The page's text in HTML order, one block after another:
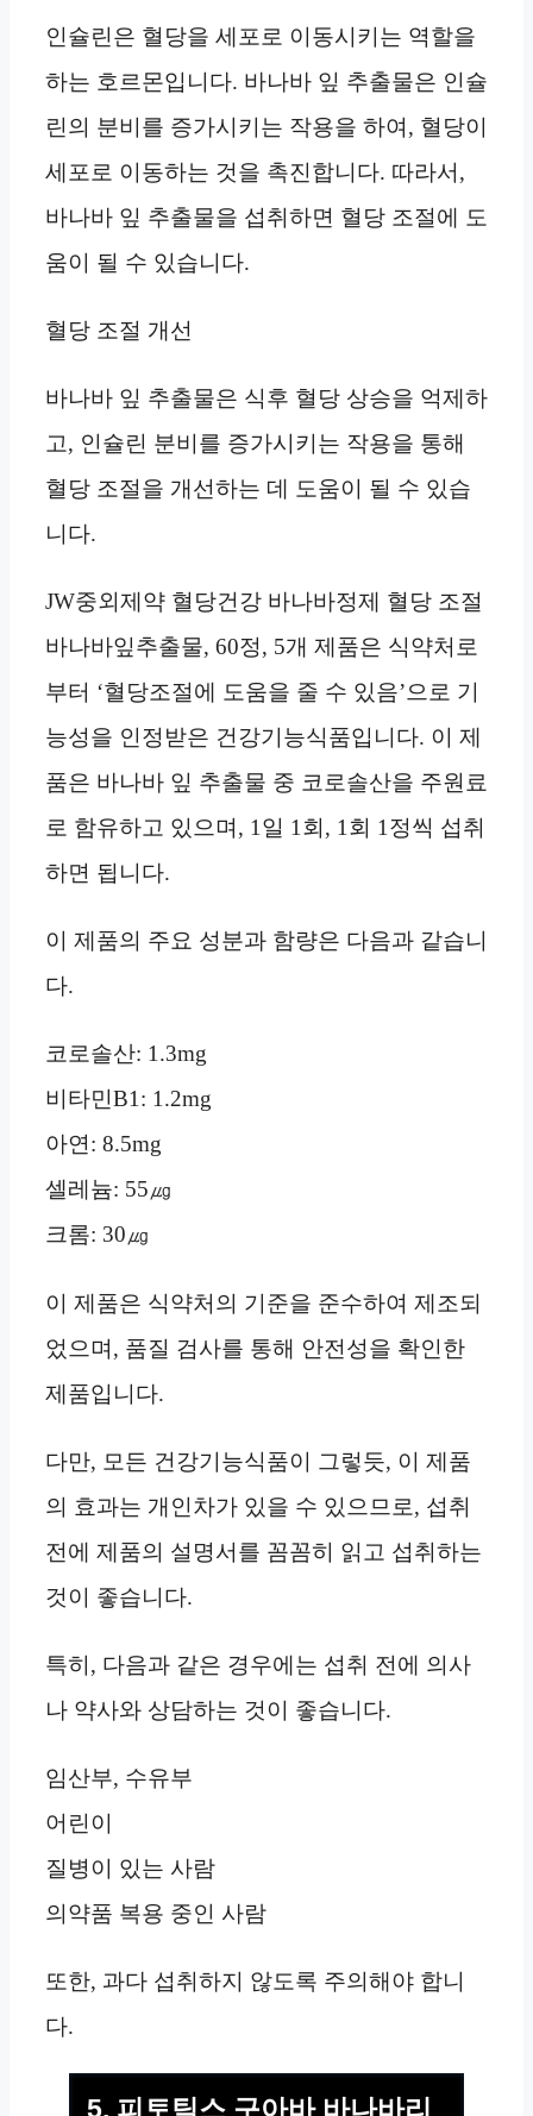
인슐린은 혈당을 세포로 이동시키는 역할을
하는 호르몬입니다. 바나바 잎 추출물은 인슐
린의 분비를 증가시키는 작용을 하여, 혈당이
세포로 이동하는 것을 촉진합니다. 따라서,
바나바 잎 추출물을 섭취하면 혈당 조절에 도
움이 될 수 있습니다.
혈당 조절 개선
바나바 잎 추출물은 식후 혈당 상승을 억제하
고, 인슐린 분비를 증가시키는 작용을 통해
혈당 조절을 개선하는 데 도움이 될 수 있습
니다.
JW중외제약 혈당건강 바나바정제 혈당 조절
바나바잎추출물, 60정, 5개 제품은 식약처로
부터 ‘혈당조절에 도움을 줄 수 있음’으로 기
능성을 인정받은 건강기능식품입니다. 이 제
품은 바나바 잎 추출물 중 코로솔산을 주원료
로 함유하고 있으며, 1일 1회, 1회 1정씩 섭취
하면 됩니다.
이 제품의 주요 성분과 함량은 다음과 같습니
다.
코로솔산: 1.3mg
비타민B1: 1.2mg
아연: 8.5mg
셀레늄: 55㎍
크롬: 30㎍
이 제품은 식약처의 기준을 준수하여 제조되
었으며, 품질 검사를 통해 안전성을 확인한
제품입니다.
다만, 모든 건강기능식품이 그렇듯, 이 제품
의 효과는 개인차가 있을 수 있으므로, 섭취
전에 제품의 설명서를 꼼꼼히 읽고 섭취하는
것이 좋습니다.
특히, 다음과 같은 경우에는 섭취 전에 의사
나 약사와 상담하는 것이 좋습니다.
임산부, 수유부
어린이
질병이 있는 사람
의약품 복용 중인 사람
또한, 과다 섭취하지 않도록 주의해야 합니
다.
5. 피토틱스 구아바 바나바리